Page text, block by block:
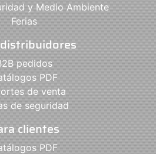
y Medio Ambiente
Ferias
pedidos
PDF
de venta
de seguridad
clientes
PDF